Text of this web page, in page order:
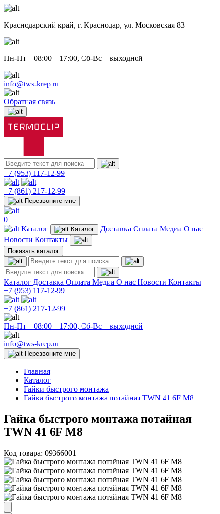
Краснодарский край, г. Краснодар, ул. Московская 83
Пн-Пт – 08:00 – 17:00, Сб-Вс – выходной
info@tws-krep.ru
Обратная связь
+7 (953) 117-12-99
+7 (861) 217-12-99
Перезвоните мне
0
Каталог
Каталог Доставка Оплата Медиа О нас
Новости Контакты
Показать каталог
Каталог Доставка Оплата Медиа О нас Новости Контакты
+7 (953) 117-12-99
+7 (861) 217-12-99
Пн-Пт – 08:00 – 17:00, Сб-Вс – выходной
info@tws-krep.ru
Перезвоните мне
Главная
Каталог
Гайки быстрого монтажа
Гайка быстрого монтажа потайная TWN 41 6F M8
Гайка быстрого монтажа потайная
TWN 41 6F M8
Код товара: 09366001